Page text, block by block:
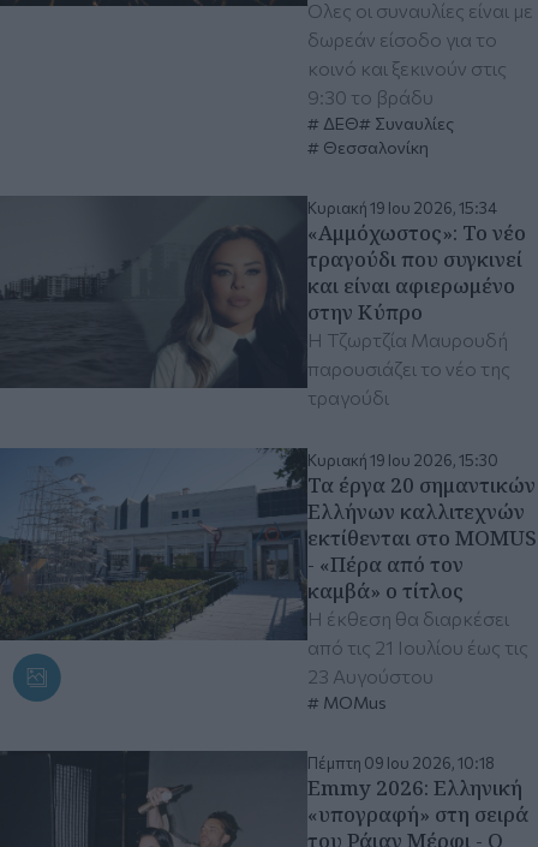
Όλες οι συναυλίες είναι με
δωρεάν είσοδο για το
κοινό και ξεκινούν στις
9:30 το βράδυ
ΔΕΘ
Συναυλίες
Θεσσαλονίκη
Κυριακή 19 Ιου 2026, 15:34
«Αμμόχωστος»: Το νέο
τραγούδι που συγκινεί
και είναι αφιερωμένο
στην Κύπρο
Η Τζωρτζία Μαυρουδή
παρουσιάζει το νέο της
τραγούδι
Κυριακή 19 Ιου 2026, 15:30
Τα έργα 20 σημαντικών
Ελλήνων καλλιτεχνών
εκτίθενται στο MOMUS
- «Πέρα από τον
καμβά» ο τίτλος
Η έκθεση θα διαρκέσει
από τις 21 Ιουλίου έως τις
23 Αυγούστου
MOMus
Πέμπτη 09 Ιου 2026, 10:18
Emmy 2026: Ελληνική
«υπογραφή» στη σειρά
του Ράιαν Μέρφι - Ο